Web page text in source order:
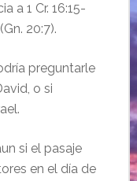
a 1 Cr. 16:15-
20:7).
preguntarle
o si
si el pasaje
en el día de